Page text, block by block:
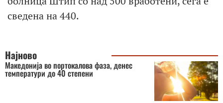
сведена на 440.
Најново
Македонија во портокалова фаза, денес
температури до 40 степени